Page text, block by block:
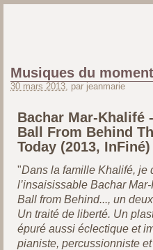
Musiques du
30 mars 2013, par jeanmarie
Bachar Mar-Khalifé
Ball From Behind
Today (2013, InFiné)
"Dans la famille Khalifé, je
l’insaisissable Bachar
Ball from Behind..., un
Un traité de liberté. Un
épuré aussi éclectique et
pianiste, percussionniste